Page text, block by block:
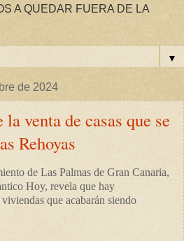
A QUEDAR FUERA DE LA
▼
de 2024
venta de casas que se
Rehoyas
de Las Palmas de Gran Canaria,
Hoy, revela que hay
que acabarán siendo